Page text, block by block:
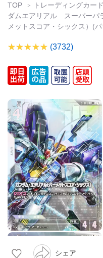
TOP トレーディングカード
ダムエアリアル スーパーパ
メットスコア・シックス）(
(3732)
シェア